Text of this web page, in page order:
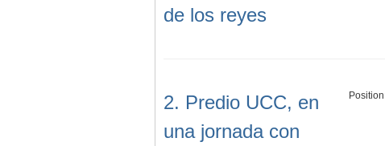
de los reyes
2. Predio UCC, en
una jornada con